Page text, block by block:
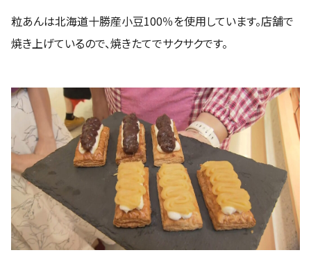
粒あんは北海道十勝産小豆100％を使用しています。店舗で
焼き上げているので、焼きたてでサクサクです。